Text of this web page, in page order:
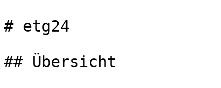
# etg24
## Übersicht